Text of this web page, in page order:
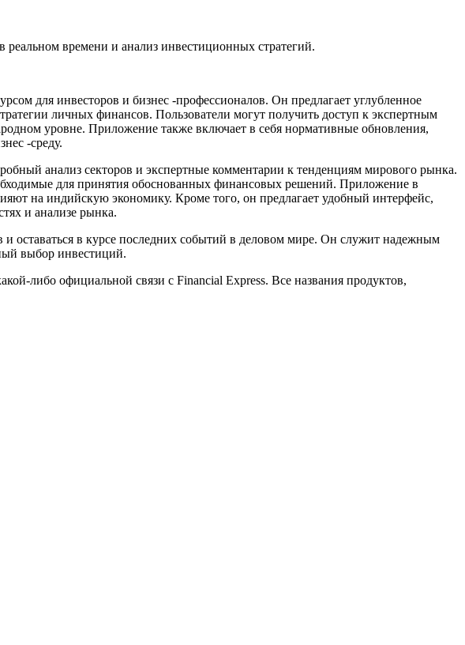
времени и анализ инвестиционных стратегий.
для инвесторов и бизнес -профессионалов. Он предлагает углубленное
личных финансов. Пользователи могут получить доступ к экспертным
уровне. Приложение также включает в себя нормативные обновления,
-среду.
анализ секторов и экспертные комментарии к тенденциям мирового рынка.
для принятия обоснованных финансовых решений. Приложение в
на индийскую экономику. Кроме того, он предлагает удобный интерфейс,
и анализе рынка.
оставаться в курсе последних событий в деловом мире. Он служит надежным
выбор инвестиций.
либо официальной связи с Financial Express. Все названия продуктов,